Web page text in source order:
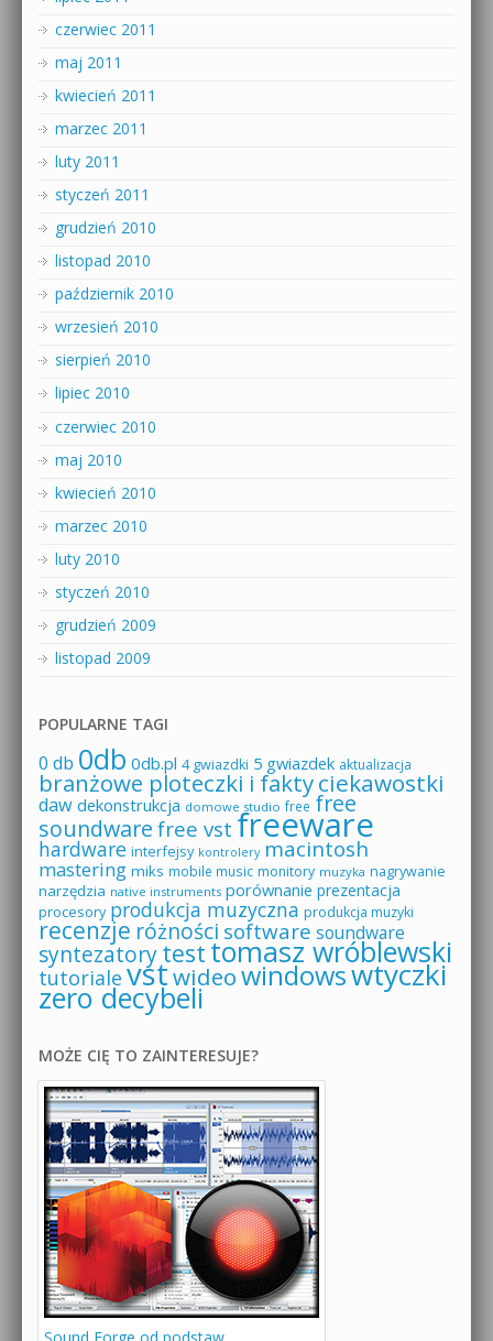
czerwiec 2011
maj 2011
kwiecień 2011
marzec 2011
luty 2011
styczeń 2011
grudzień 2010
listopad 2010
październik 2010
wrzesień 2010
sierpień 2010
lipiec 2010
czerwiec 2010
maj 2010
kwiecień 2010
marzec 2010
luty 2010
styczeń 2010
grudzień 2009
listopad 2009
POPULARNE TAGI
0 db 0db 0db.pl 4 gwiazdki 5 gwiazdek aktualizacja
branżowe ploteczki i faktyciekawostki
daw dekonstrukcja domowe studio free free
soundware free vst freeware
hardware interfejsy kontrolery macintosh
mastering miks mobile music monitory muzyka nagrywanie
narzędzia native instruments porównanie prezentacja
procesory produkcja muzyczna produkcja muzyki
recenzje różności software soundware
syntezatorytesttomasz wróblewski
tutoriale vstwideowindowswtyczki
zero decybeli
MOŻE CIĘ TO ZAINTERESUJE?